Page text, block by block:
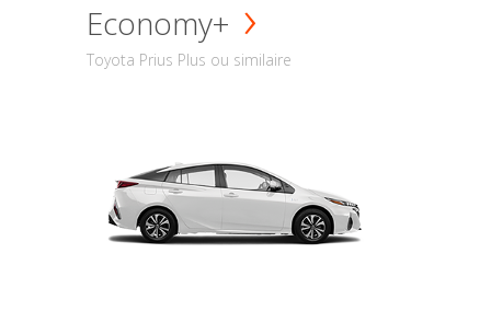
Economy+
Toyota Prius Plus ou similaire